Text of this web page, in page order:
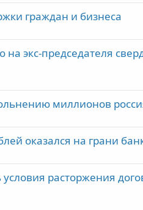
граждан и бизнеса
экс-председателя
миллионов
оказался на грани
расторжения